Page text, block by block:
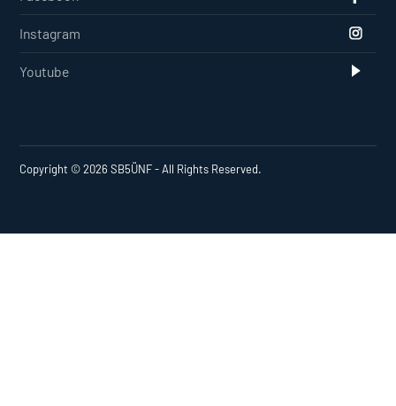
Instagram
Youtube
Copyright © 2026 SB5ÜNF - All Rights Reserved.